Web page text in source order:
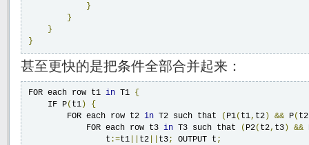
}
}
}
}
甚至更快的是把条件全部合并起来：
FOR each row t1 in T1 {
    IF P
( t1 )
{
        FOR each row t2
in T2 such that ( P1( t1, t2 ) && P( t2
            FOR each row t3
in T3 such that ( P2( t2, t3 ) &&
                t
:=t1 t2 t3; OUTPUT t ;